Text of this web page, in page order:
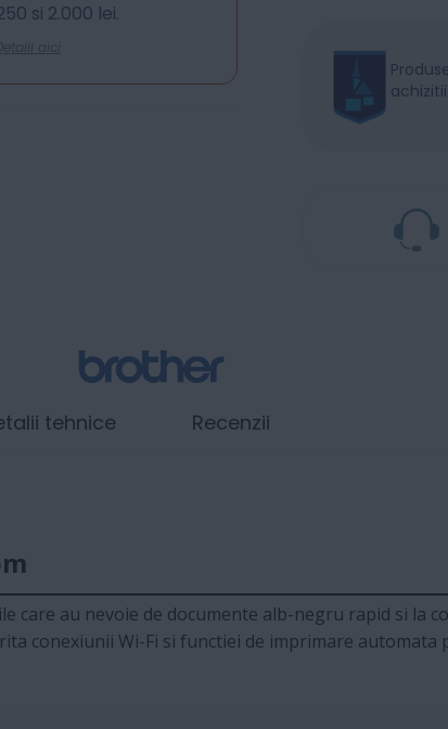
si 2.000 lei.
aici
au nevoie de documente alb-negru rapid si la
conexiunii Wi-Fi si functiei de imprimare automata
tehnice Recenzii